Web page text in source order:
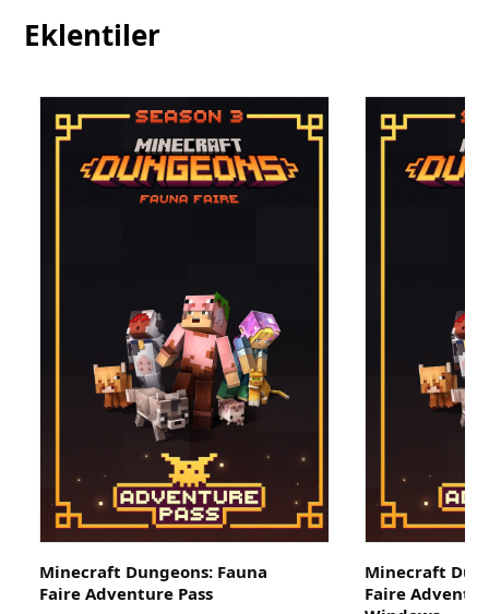
Eklentiler
Faire Adventure Pass
Faire
Windows